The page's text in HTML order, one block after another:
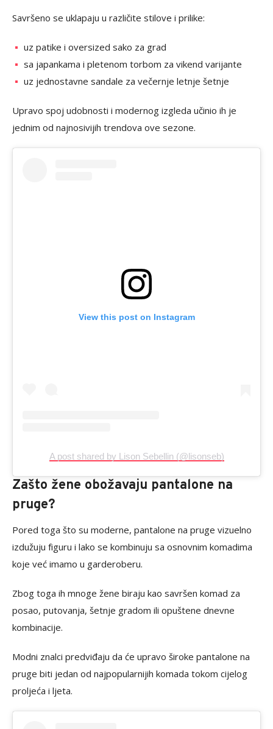
Savršeno se uklapaju u različite stilove i prilike:
uz patike i oversized sako za grad
sa japankama i pletenom torbom za vikend varijante
uz jednostavne sandale za večernje letnje šetnje
Upravo spoj udobnosti i modernog izgleda učinio ih je
jednim od najnosivijih trendova ove sezone.
View this post on Instagram
A post shared by Lison Sebellin (@lisonseb)
Zašto žene obožavaju pantalone na
pruge?
Pored toga što su moderne, pantalone na pruge vizuelno
izdužuju figuru i lako se kombinuju sa osnovnim komadima
koje već imamo u garderoberu.
Zbog toga ih mnoge žene biraju kao savršen komad za
posao, putovanja, šetnje gradom ili opuštene dnevne
kombinacije.
Modni znalci predviđaju da će upravo široke pantalone na
pruge biti jedan od najpopularnijih komada tokom cijelog
proljeća i ljeta.